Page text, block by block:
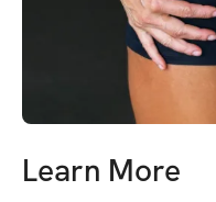
Learn More